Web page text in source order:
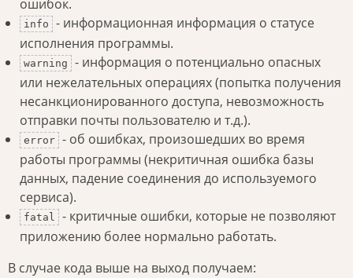
ошибок.
info
- информационная информация о статусе
исполнения программы.
warning
- информация о потенциально опасных
или нежелательных операциях (попытка получения
несанкционированного доступа, невозможность
отправки почты пользователю и т.д.).
error - об ошибках, произошедших во время
работы программы (некритичная ошибка базы
данных, падение соединения до используемого
сервиса).
fatal
- критичные ошибки, которые не позволяют
приложению более нормально работать.
В случае кода выше на выход получаем: